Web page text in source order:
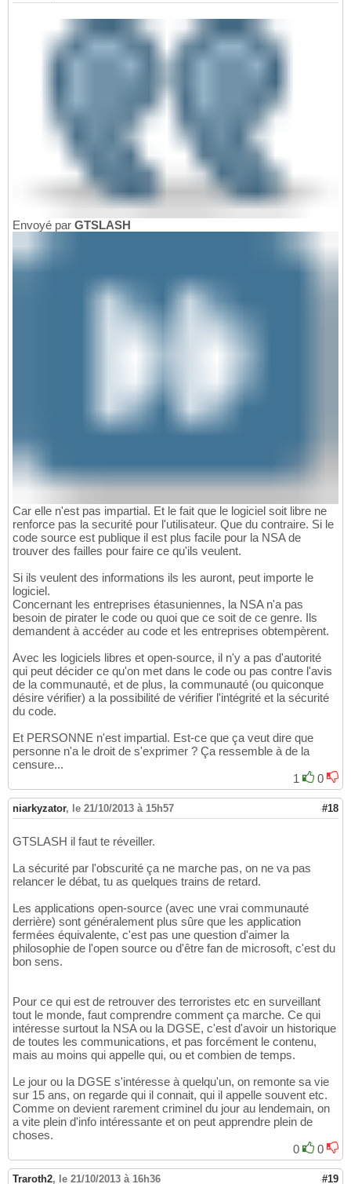
Envoyé par GTSLASH
Car elle n'est pas impartial. Et le fait que le logiciel soit libre ne
renforce pas la securité pour l'utilisateur. Que du contraire. Si le
code source est publique il est plus facile pour la NSA de
trouver des failles pour faire ce qu'ils veulent.
Si ils veulent des informations ils les auront, peut importe le
logiciel.
Concernant les entreprises étasuniennes, la NSA n'a pas
besoin de pirater le code ou quoi que ce soit de ce genre. Ils
demandent à accéder au code et les entreprises obtempèrent.
Avec les logiciels libres et open-source, il n'y a pas d'autorité
qui peut décider ce qu'on met dans le code ou pas contre l'avis
de la communauté, et de plus, la communauté (ou quiconque
désire vérifier) a la possibilité de vérifier l'intégrité et la sécurité
du code.
Et PERSONNE n'est impartial. Est-ce que ça veut dire que
personne n'a le droit de s'exprimer ? Ça ressemble à de la
censure...
1
0
niarkyzator, le 21/10/2013 à 15h57 #18
GTSLASH il faut te réveiller.
La sécurité par l'obscurité ça ne marche pas, on ne va pas
relancer le débat, tu as quelques trains de retard.
Les applications open-source (avec une vrai communauté
derrière) sont généralement plus sûre que les application
fermées équivalente, c'est pas une question d'aimer la
philosophie de l'open source ou d'être fan de microsoft, c'est du
bon sens.
Pour ce qui est de retrouver des terroristes etc en surveillant
tout le monde, faut comprendre comment ça marche. Ce qui
intéresse surtout la NSA ou la DGSE, c'est d'avoir un historique
de toutes les communications, et pas forcément le contenu,
mais au moins qui appelle qui, ou et combien de temps.
Le jour ou la DGSE s'intéresse à quelqu'un, on remonte sa vie
sur 15 ans, on regarde qui il connait, qui il appelle souvent etc.
Comme on devient rarement criminel du jour au lendemain, on
a vite plein d'info intéressante et on peut apprendre plein de
choses.
0
0
Traroth2, le 21/10/2013 à 16h36 #19